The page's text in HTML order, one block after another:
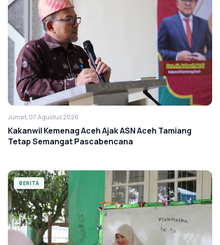
Jumat, 07 Agustus 2026
Kakanwil Kemenag Aceh Ajak ASN Aceh Tamiang
Tetap Semangat Pascabencana
BERITA